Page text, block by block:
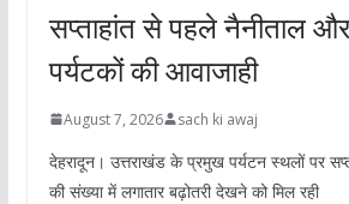
सप्ताहांत से पहले नैनीताल
पर्यटकों की आवाजाही
August 7, 2026 sach ki awaj
देहरादून। उत्तराखंड के प्रमुख पर्यटन स्थलों पर
की संख्या में लगातार बढ़ोतरी देखने को मिल रही